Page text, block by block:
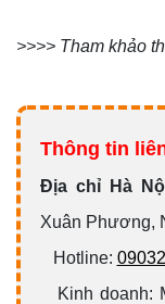
>>>> Tham khảo
Thông tin
Địa chỉ Hà
Xuân Phương,
Hotline:
Kinh doanh: